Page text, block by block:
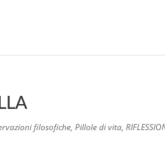
filosofiche, Pillole di vita,